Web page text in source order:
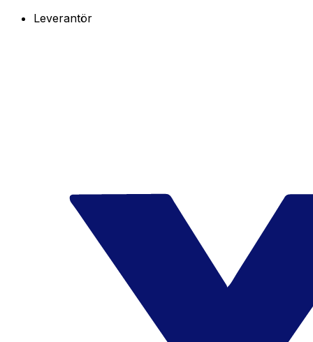
Leverantör